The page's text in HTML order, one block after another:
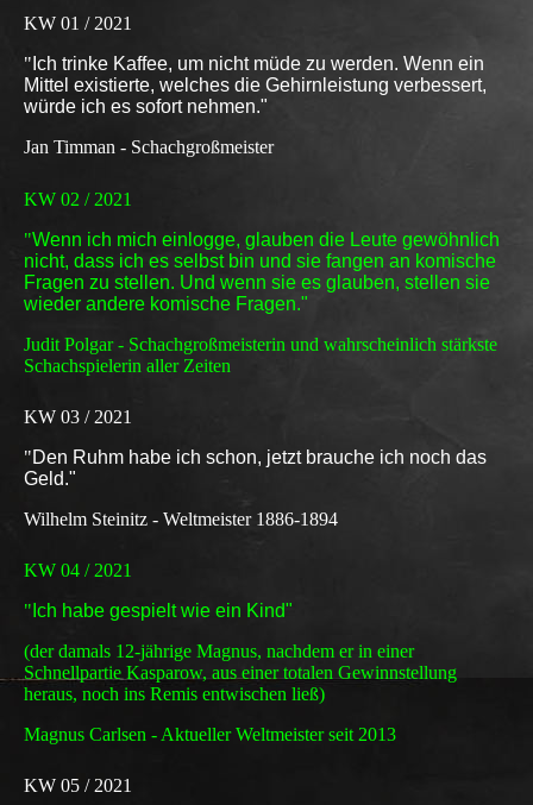
KW 01 / 2021
" Ich trinke Kaffee, um nicht müde zu werden. Wenn ein
Mittel existierte, welches die Gehirnleistung verbessert,
würde ich es sofort nehmen."
Jan Timman - Schachgroßmeister
KW 02 / 2021
"Wenn ich mich einlogge, glauben die Leute gewöhnlich
nicht, dass ich es selbst bin und sie fangen an komische
Fragen zu stellen. Und wenn sie es glauben, stellen sie
wieder andere komische Fragen."
Judit Polgar - Schachgroßmeisterin und wahrscheinlich stärkste
Schachspielerin aller Zeiten
KW 03 / 2021
"Den Ruhm habe ich schon, jetzt brauche ich noch das
Geld."
Wilhelm Steinitz - Weltmeister 1886-1894
KW 04 / 2021
" Ich habe gespielt wie ein Kind"
(der damals 12-jährige Magnus, nachdem er in einer
Schnellpartie Kasparow, aus einer totalen Gewinnstellung
heraus, noch ins Remis entwischen ließ)
Magnus Carlsen - Aktueller Weltmeister seit 2013
KW 05 / 2021